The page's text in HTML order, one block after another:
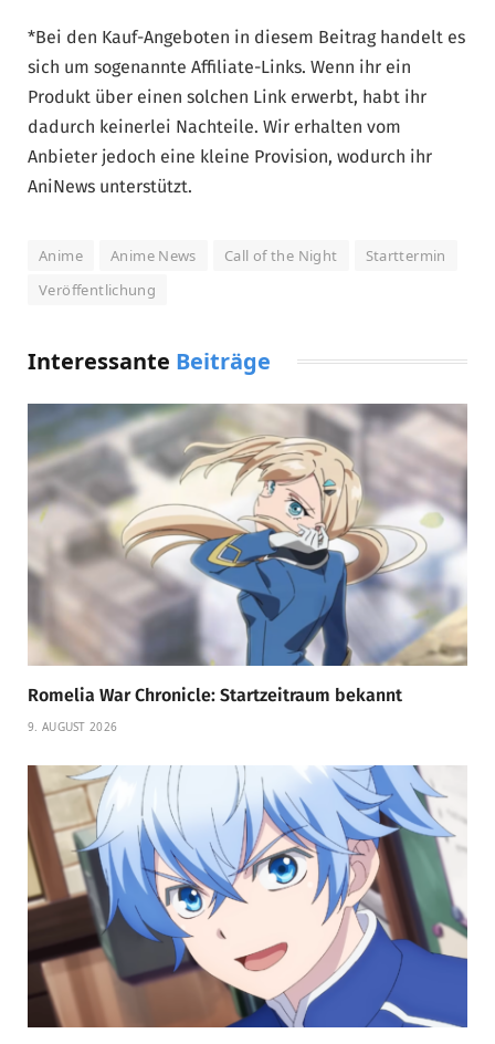
*Bei den Kauf-Angeboten in diesem Beitrag handelt es
sich um sogenannte Affiliate-Links. Wenn ihr ein
Produkt über einen solchen Link erwerbt, habt ihr
dadurch keinerlei Nachteile. Wir erhalten vom
Anbieter jedoch eine kleine Provision, wodurch ihr
AniNews unterstützt.
Anime Anime News Call of the Night
Starttermin
Veröffentlichung
Interessante Beiträge
Romelia War Chronicle: Startzeitraum bekannt
9. AUGUST 2026